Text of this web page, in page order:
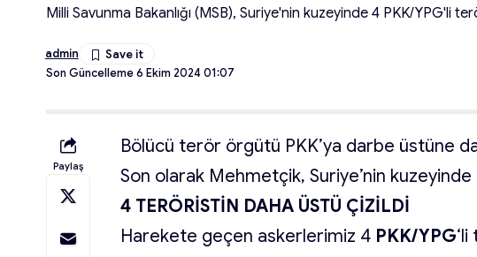
Milli Savunma Bakanlığı (MSB), Suriye'nin kuzeyinde 4 PKK/YPG'li
Son Güncelleme 6 Ekim 2024 01:07
admin
Paylaş
Bölücü terör örgütü PKK’ya darbe üstüne
Son olarak Mehmetçik, Suriye’nin kuzeyinde
4 TERÖRİSTİN DAHA ÜSTÜ ÇİZİLDİ
Harekete geçen askerlerimiz 4 PKK/YPG